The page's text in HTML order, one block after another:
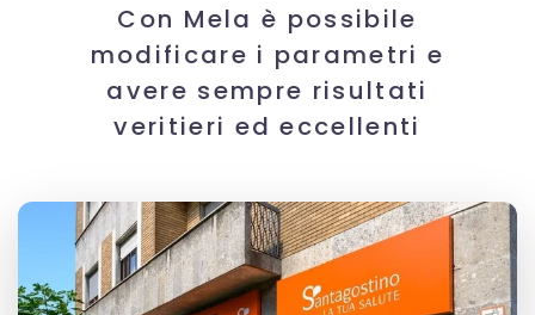
Con Mela è possibile
modificare i parametri e
avere sempre risultati
veritieri ed eccellenti